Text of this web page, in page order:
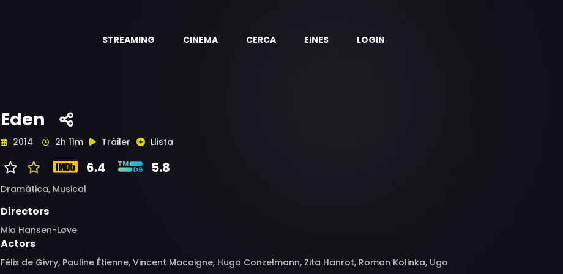
STREAMING CINEMA CERCA EINES LOGIN
Eden
2014 2h 11m Tràiler Llista
6.4 5.8
Dramàtica, Musical
Directors
Mia Hansen-Løve
Actors
Félix de Givry, Pauline Étienne, Vincent Macaigne, Hugo Conzelmann, Zita Hanrot, Roman Kolinka, Ugo